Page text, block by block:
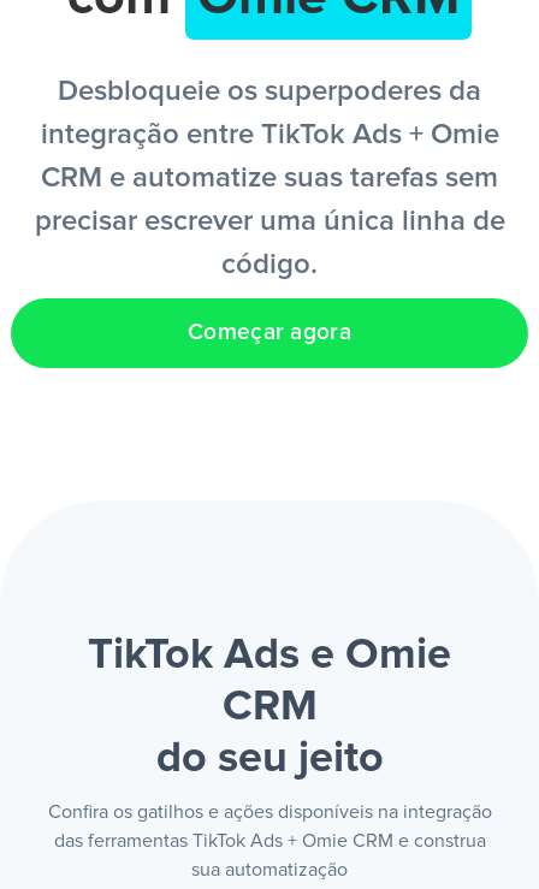
Desbloqueie os superpoderes da
integração entre TikTok Ads + Omie
CRM e automatize suas tarefas sem
precisar escrever uma única linha de
código.
Começar agora
TikTok Ads e Omie
CRM
do seu jeito
Confira os gatilhos e ações disponíveis na integração
das ferramentas TikTok Ads + Omie CRM e construa
sua automatização